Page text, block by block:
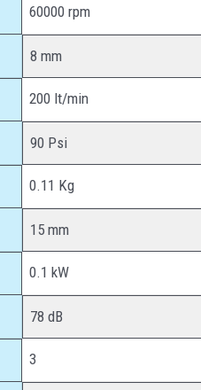
60000 rpm
8 mm
200 lt/min
90 Psi
0.11 Kg
15 mm
0.1 kW
78 dB
3